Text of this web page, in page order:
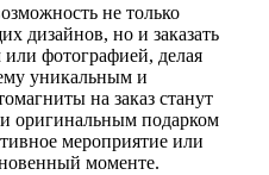
не только
дизайнов, но и заказать
фотографией, делая
уникальным и
на заказ станут
оригинальным подарком
мероприятие или
моменте.